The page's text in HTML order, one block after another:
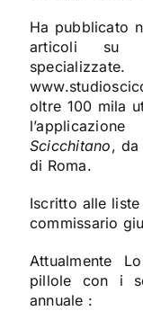
Ha pubblicato
articoli su
oltre 100 mila
Scicchitano, da
di Roma.
Iscritto alle
commissario
Attualmente
pillole con i
annuale :